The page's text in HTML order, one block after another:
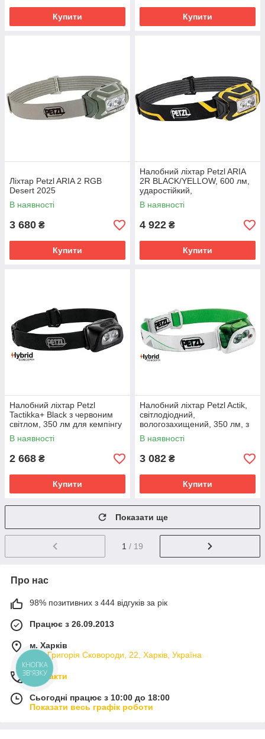
Купити Купити
Ліхтар Petzl ARIA 2 RGB
Desert 2025
В наявності
3 680 ₴
Купити
Налобний ліхтар Petzl ARIA
2R BLACK/YELLOW, 600 лм,
ударостійкий,
водозахищений
В наявності
4 922 ₴
Купити
Налобний ліхтар Petzl
Tactikka+ Black з червоним
світлом, 350 лм для кемпінгу
та походів
В наявності
2 668 ₴
Купити
Налобний ліхтар Petzl Actik,
світлодіодний,
вологозахищений, 350 лм, з
червоним світлом для
велоходів та трекінгу.
В наявності
3 082 ₴
Купити
Показати ще
1 / 19
Про нас
98% позитивних з 444 відгуків за рік
Працює з 26.09.2013
м. Харків
вул. Григорія Сковороди, 22, Харків, Україна
Контакти
Сьогодні працює з 10:00 до 18:00
Показати весь графік роботи
КНОПКА
ЗВ'ЯЗКУ